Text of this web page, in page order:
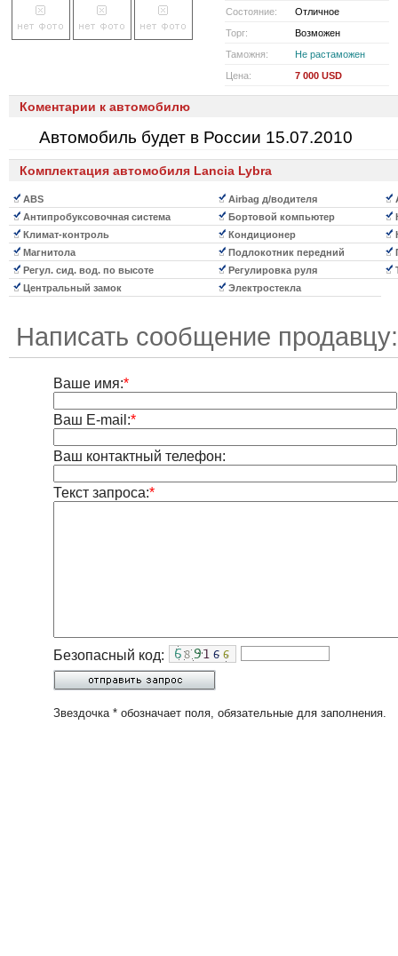
Состояние:
Отличное
Торг:
Возможен
Таможня:
Не растаможен
Цена:
7 000 USD
Коментарии к автомобилю
Автомобиль будет в России 15.07.2010
Комплектация автомобиля Lancia Lybra
ABS Airbag д/водителя
Антипробуксовочная система
Бортовой компьютер
Климат-контроль
Кондиционер
Магнитола
Подлокотник передний
Регул. сид. вод. по высоте
Регулировка руля
Центральный замок
Электростекла
Написать сообщение
Ваше имя:*
Ваш E-mail:*
Ваш контактный телефон:
Текст запроса:*
Безопасный код:
Звездочка * обозначает поля, обязательные для заполнения.